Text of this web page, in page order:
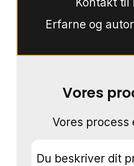
Erfarne og
Vores
Vores
Du beskriver dit